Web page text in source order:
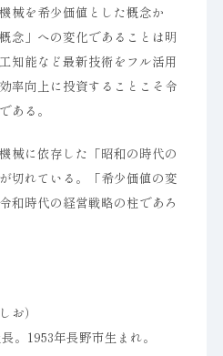
械を希少価値とした概念か
念」への変化であることは明
知能など最新技術をフル活用
率向上に投資することこそ令
ある。
械に依存した「昭和の時代の
切れている。「希少価値の変
和時代の経営戦略の柱であろ
）
。1953年長野市生まれ。